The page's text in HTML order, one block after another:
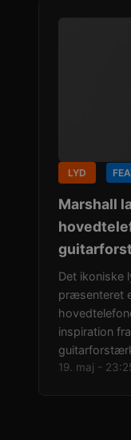
LYD
Marshall
Det ikoniske
præsenteret
inspiration
19. maj -